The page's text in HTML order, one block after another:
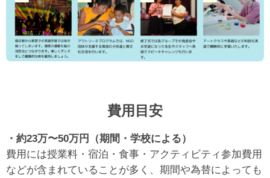
費用目安
・約23万〜50万円（期間・学校による）
費用には授業料・宿泊・食事・アクティビティ参加費用
などが含まれていることが多く、期間や為替によっても